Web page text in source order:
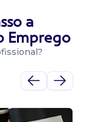
a
Emprego